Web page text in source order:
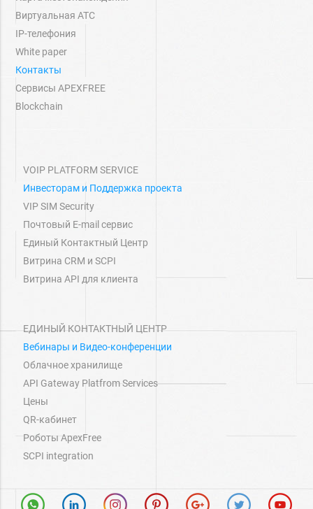
Виртуальная АТС
IP-телефония
White paper
Контакты
Сервисы APEXFREE
Blockchain
VOIP PLATFORM SERVICE
Инвесторам и Поддержка проекта
VIP SIM Security
Почтовый E-mail сервис
Единый Контактный Центр
Витрина СRM и SCPI
Витрина API для клиента
ЕДИНЫЙ КОНТАКТНЫЙ ЦЕНТР
Вебинары и Видео-конференции
Облачное хранилище
API Gateway Platfrom Services
Цены
QR-кабинет
Роботы ApexFree
SCPI integration